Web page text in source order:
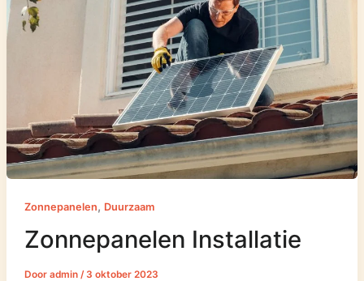
Zonnepanelen, Duurzaam
Zonnepanelen Installatie
Door admin / 3 oktober 2023